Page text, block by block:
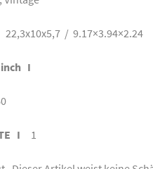
22,3x10x5,7 / 9.17×3.94×2.24
inch I
I 1